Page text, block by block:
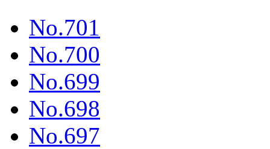
No.701
No.700
No.699
No.698
No.697